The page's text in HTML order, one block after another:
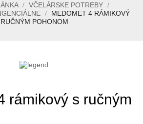
VČELÁRSKE POTREBY
MEDOMET 4 RÁMIKOVÝ
POHONOM
rámikový s ručným